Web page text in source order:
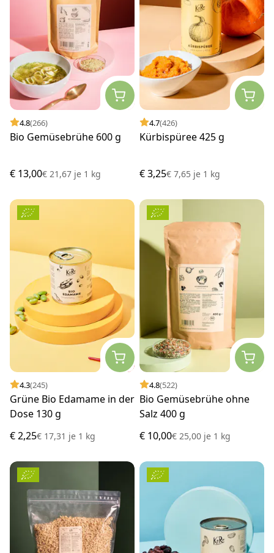
4.8(266)
Bio Gemüsebrühe 600 g
€ 13,00€ 21,67 je 1 kg
4.7(426)
Kürbispüree 425 g
€ 3,25€ 7,65 je 1 kg
4.3(245)
Grüne Bio Edamame in der
Dose 130 g
€ 2,25€ 17,31 je 1 kg
4.8(522)
Bio Gemüsebrühe ohne
Salz 400 g
€ 10,00€ 25,00 je 1 kg